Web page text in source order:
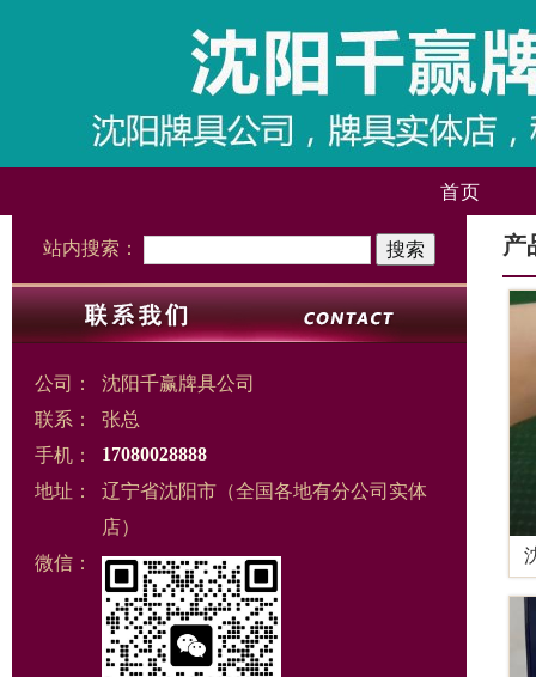
首页
站内搜索：
公司：
沈阳千赢牌具公司
联系：
张总
手机：
17080028888
地址：
辽宁省沈阳市（全国各地有分公司实体
店）
微信：
产